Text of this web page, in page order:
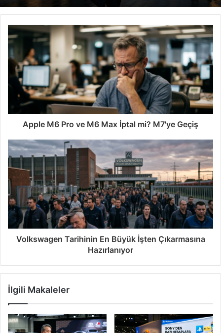
Apple M6 Pro ve M6 Max İptal mi? M7'ye Geçiş
Volkswagen Tarihinin En Büyük İşten Çıkarmasına
Hazırlanıyor
İlgili Makaleler